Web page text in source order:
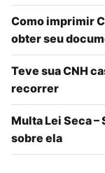
Como imprimir
obter seu
Teve sua CNH
recorrer
Multa Lei Seca –
sobre ela